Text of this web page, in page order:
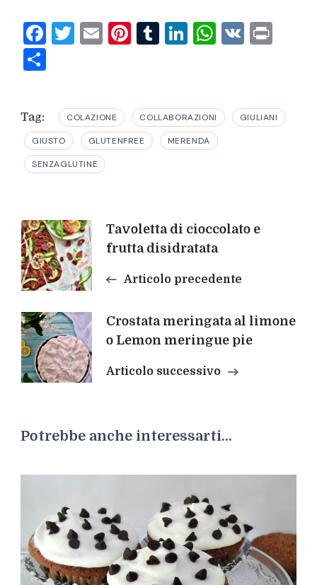
Facebook
Twitter
EmailPinterest
Tumblr
LinkedIn
VK
Tag: COLAZIONE COLLABORAZIONI GIULIANI
GIUSTO GLUTENFREE MERENDA
SENZAGLUTINE
Navigazione
articoli
Tavoletta di cioccolato e
frutta disidratata
Articolo precedente
Crostata meringata al limone
o Lemon meringue pie
Articolo successivo
Potrebbe anche interessarti...